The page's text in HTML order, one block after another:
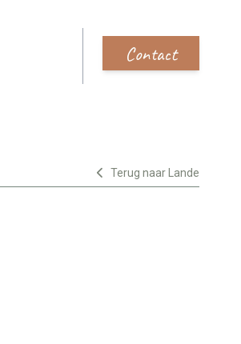
Contact
Terug naar Lande